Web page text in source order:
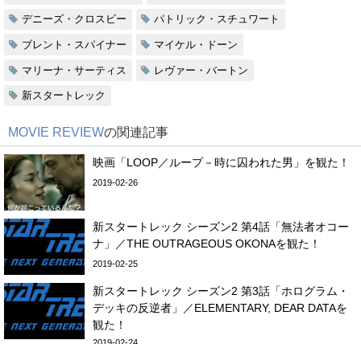
デニーズ・クロスビー パトリック・スチュワート
ブレント・スパイナー マイケル・ドーン
マリーナ・サーティス レヴァー・バートン
新スタートレック
MOVIE REVIEWの関連記事
映画「LOOP／ループ－時に囚われた男」を観た！
2019-02-26
新スタートレック シーズン2 第4話「無法者オコー
ナ」／THE OUTRAGEOUS OKONAを観た！
2019-02-25
新スタートレック シーズン2 第3話「ホログラム・
デッキの反逆者」／ELEMENTARY, DEAR DATAを
観た！